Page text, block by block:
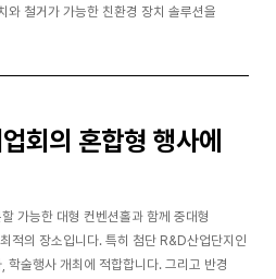
와 철거가 가능한 친환경 장치 솔루션을
회의 혼합형 행사에
가능한 대형 컨벤션홀과 함께 중대형
적의 장소입니다. 특히 첨단 R&D산업단지인
학술행사 개최에 적합합니다. 그리고 반경